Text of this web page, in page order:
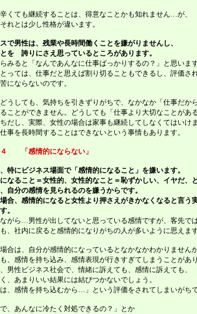
くても継続することは、得意なことかも知れません…が、
れとは少し性格が違います。
で男性は、残業や長時間働くことを嫌がりませんし、
を 誇りにさえ思っているところがあります。
みると「なんであんなに仕事ばっかりするの？」と思います
っては、仕事だと思えば割り切ることもできるし、評価さ
にならないのです。
うしても、気持ちを引きずりがちで、なかなか「仕事だか
ことができません。どうしても「仕事より大切なことがあ
だし、実際、女性の場合は家事も継続してしなくてはいけ
事を長時間することはできないという事情もあります。
「感情的にならない」
特にビジネス場面で「感情的になること」を嫌います。
なること＝女性的、女性的なこと＝恥ずかしい、イヤだ、
自分の感情を見られるのを嫌うからです。
合、感情的になると女性より押さえがきかなくなると言う
。
がら…男性が出してないと思っている感情ですが、客先で
、社内に戻ると感情的になりがちの人が多いように思えます
合は、自分が感情的になっているとなかなかわかりませんか
、感情を持ち込み、感情表現が行きすぎてしまうことがあり
男性ビジネス社会で、情緒に訴えても、感情に訴えても、
、あまりいい結果には結びつかないでしょう。
、感情を持ち込むから…」という評価をされてしまいがちで
、あんなに冷たく対処できるの？」とか